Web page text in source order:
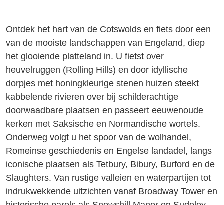
Ontdek het hart van de Cotswolds en fiets door een
van de mooiste landschappen van Engeland, diep
het glooiende platteland in. U fietst over
heuvelruggen (Rolling Hills) en door idyllische
dorpjes met honingkleurige stenen huizen steekt
kabbelende rivieren over bij schilderachtige
doorwaadbare plaatsen en passeert eeuwenoude
kerken met Saksische en Normandische wortels.
Onderweg volgt u het spoor van de wolhandel,
Romeinse geschiedenis en Engelse landadel, langs
iconische plaatsen als Tetbury, Bibury, Burford en de
Slaughters. Van rustige valleien en waterpartijen tot
indrukwekkende uitzichten vanaf Broadway Tower en